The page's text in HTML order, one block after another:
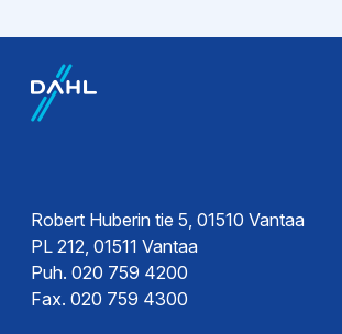
EPD-
ympäristöseloste
Robert Huberin tie 5, 01510 Vantaa
PL 212, 01511 Vantaa
Puh. 020 759 4200
Fax. 020 759 4300